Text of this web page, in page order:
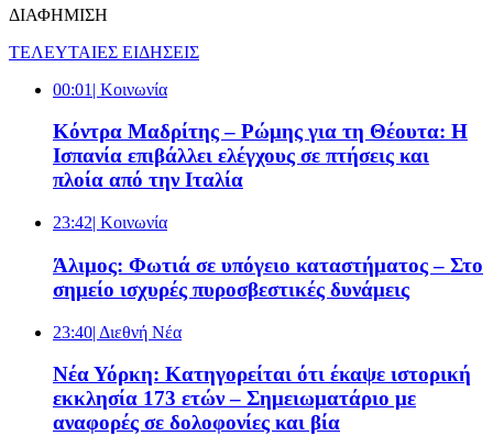
ΔΙΑΦΗΜΙΣΗ
ΤΕΛΕΥΤΑΙΕΣ ΕΙΔΗΣΕΙΣ
00:01 | Κοινωνία
Κόντρα Μαδρίτης – Ρώμης για τη Θέουτα: Η
Ισπανία επιβάλλει ελέγχους σε πτήσεις και
πλοία από την Ιταλία
23:42| Κοινωνία
Άλιμος: Φωτιά σε υπόγειο καταστήματος – Στο
σημείο ισχυρές πυροσβεστικές δυνάμεις
23:40| Διεθνή Νέα
Νέα Υόρκη: Κατηγορείται ότι έκαψε ιστορική
εκκλησία 173 ετών – Σημειωματάριο με
αναφορές σε δολοφονίες και βία